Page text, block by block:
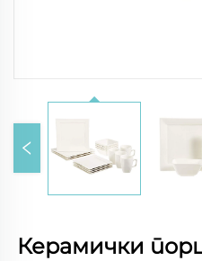
Керамички